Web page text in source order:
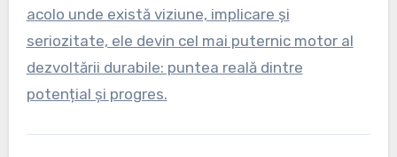
acolo unde există viziune, implicare și
seriozitate, ele devin cel mai puternic motor al
dezvoltării durabile: puntea reală dintre
potențial și progres.